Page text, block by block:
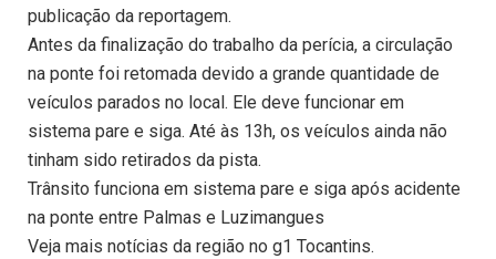
publicação da reportagem.
Antes da finalização do trabalho da perícia, a circulação
na ponte foi retomada devido a grande quantidade de
veículos parados no local. Ele deve funcionar em
sistema pare e siga. Até às 13h, os veículos ainda não
tinham sido retirados da pista.
Trânsito funciona em sistema pare e siga após acidente
na ponte entre Palmas e Luzimangues
Veja mais notícias da região no g1 Tocantins.